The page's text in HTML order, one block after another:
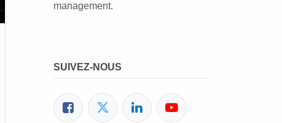
management.
SUIVEZ-NOUS